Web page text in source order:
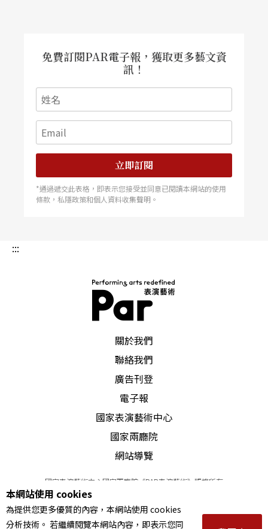
而顧盼往返，此岸、彼岸，渺小的火光抵擋得住凜
冽的寒風嗎？如果再次被吹熄，我還有勇氣往回走
踩下都是再一次確認，世界與我之間的關係，我相
演員描述：「在一個鏡頭裡展現整個人生，沒有任
何剪輯，從開始到結束，從出生到死亡。」 這也
麼做呢？為什麼要讓演員置於如此境地？想像一
下，如果是過去喜歡看的港片節奏會怎麼拍，第一
個拍他點亮蠟燭，然後開始走，下一個鏡頭拍終
點，他步入鏡頭，表演氣喘吁吁，好暗示一路的艱
辛。或許有些導演還會置入幾個
異，也伴隨而來『責怪』。」全劇以 紙為象徵物
件，時而是父親的家書，時而是爺爺渡海來台的
船，時而是爸爸的考卷，夾雜回憶、想像與真實，
免費訂閱PAR電子報，獲取更多藝文資
訊！
立即訂閱
*通過遞交此表格，即表示您接受並同意已閱讀本網站的使用
條款，私隱政策和個人資料收集聲明。
:::
關於我們
聯絡我們
廣告刊登
電子報
國家表演藝術中心
國家兩廳院
網站導覽
國家表演藝術中心國家兩廳院《PAR表演藝術》版權所有
© 2022Performing arts redefined. All Rights Reserved
統一編號 Tax Id number 00973926
本站所提供相關演出資訊，如有異動應以主辦單位公告為準。
本網站使用 cookies
為提供您更多優質的內容，本網站使用 cookies
分析技術。 若繼續閱覽本網站內容，即表示您同